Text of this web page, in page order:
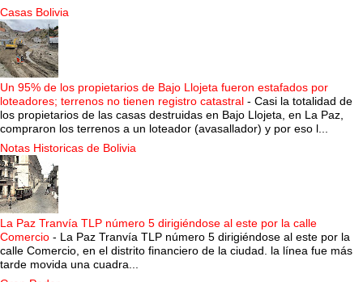
Casas Bolivia
Un 95% de los propietarios de Bajo Llojeta fueron estafados por
loteadores; terrenos no tienen registro catastral - Casi la totalidad de
los propietarios de las casas destruidas en Bajo Llojeta, en La Paz,
compraron los terrenos a un loteador (avasallador) y por eso l...
Notas Historicas de Bolivia
La Paz Tranvía TLP número 5 dirigiéndose al este por la calle
Comercio - La Paz Tranvía TLP número 5 dirigiéndose al este por la
calle Comercio, en el distrito financiero de la ciudad. la línea fue más
tarde movida una cuadra...